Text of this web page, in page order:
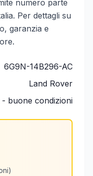
numero parte
Per dettagli su
garanzia e
6G9N-14B296-AC
Land Rover
- buone condizioni